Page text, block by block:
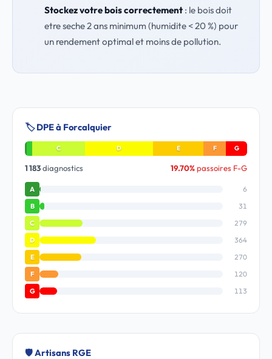
Stockez votre bois correctement: le bois doit
etre seche 2 ans minimum (humidite < 20 %) pour
un rendement optimal et moins de pollution.
🏷️ DPE à Forcalquier
C D E F G
1 183diagnostics 19.70%passoires F-G
A 6
B 31
C 279
D 364
E 270
F 120
G 113
🛡️ Artisans RGE